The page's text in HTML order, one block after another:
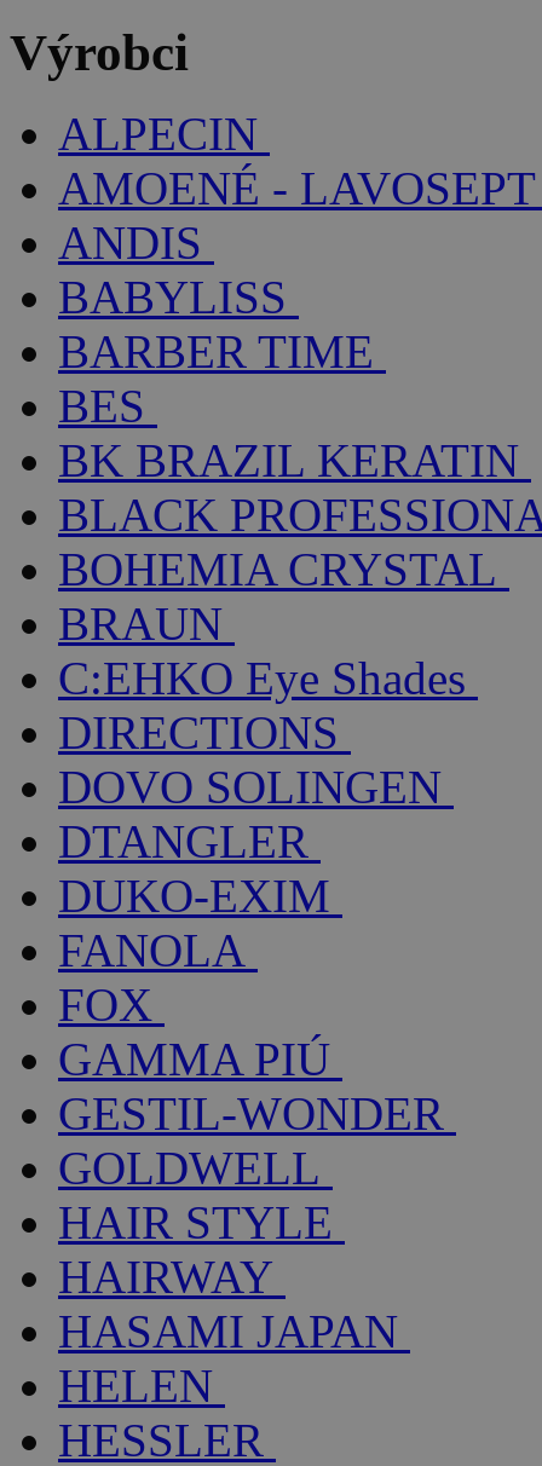
Výrobci
ALPECIN
AMOENÉ - LAVOSEPT
ANDIS
BABYLISS
BARBER TIME
BES
BK BRAZIL KERATIN
BLACK
BOHEMIA CRYSTAL
BRAUN
C:EHKO Eye Shades
DIRECTIONS
DOVO SOLINGEN
DTANGLER
DUKO-EXIM
FANOLA
FOX
GAMMA PIÚ
GESTIL-WONDER
GOLDWELL
HAIR STYLE
HAIRWAY
HASAMI JAPAN
HELEN
HESSLER